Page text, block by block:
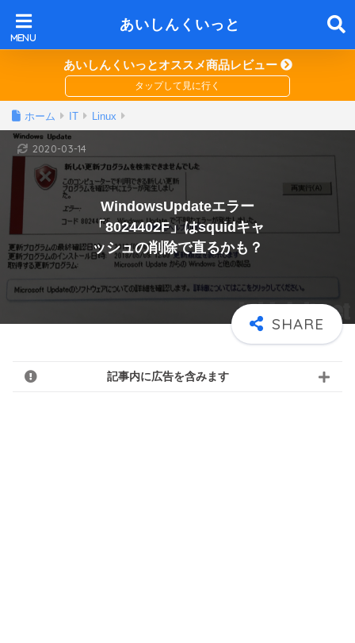
あいしんくいっと
あいしんくいっとオススメ商品レビュー
ホーム IT Linux
WindowsUpdateエラー
「8024402F」はsquidキャ
ッシュの削除で直るかも？
2020-03-14
記事内に広告を含みます